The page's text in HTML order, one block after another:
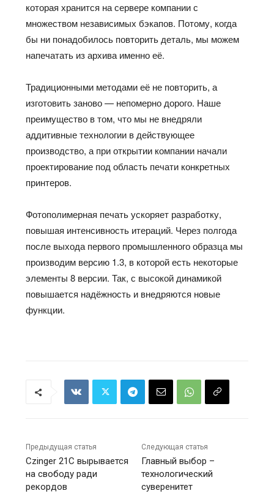
которая хранится на сервере компании с
множеством независимых бэкапов. Потому, когда
бы ни понадобилось повторить деталь, мы можем
напечатать из архива именноеё.
Традиционными методамиеё не повторить, а
изготовить заново — непомерно дорого. Наше
преимущество в том, что мы не внедряли
аддитивные технологии в действующее
производство, а при открытии компании начали
проектирование под область печати конкретных
принтеров.
Фотополимерная печать ускоряет разработку,
повышая интенсивность итераций. Через полгода
после выхода первого промышленного образца мы
производим версию 1.3, в которой есть некоторые
элементы 8 версии.Так, с высокой динамикой
повышается надёжность и внедряются новые
функции.
Предыдущая статья
Czinger 21C вырывается
на свободу ради
рекордов
Следующая статья
Главный выбор –
технологический
суверенитет